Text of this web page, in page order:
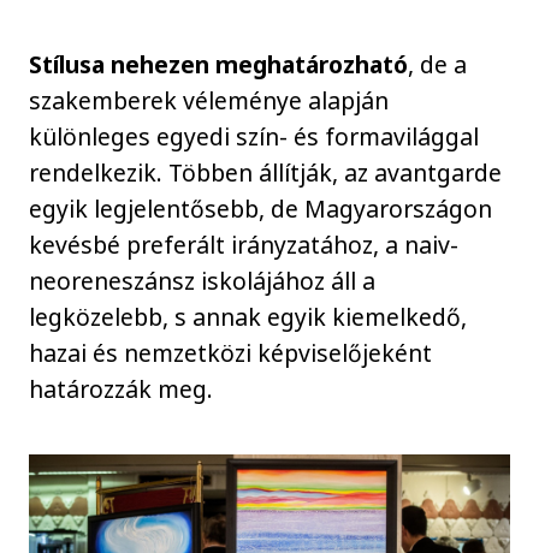
Stílusa nehezen meghatározható, de a
szakemberek véleménye alapján
különleges egyedi szín- és formavilággal
rendelkezik. Többen állítják, az avantgarde
egyik legjelentősebb, de Magyarországon
kevésbé preferált irányzatához, a naiv-
neoreneszánsz iskolájához áll a
legközelebb, s annak egyik kiemelkedő,
hazai és nemzetközi képviselőjeként
határozzák meg.